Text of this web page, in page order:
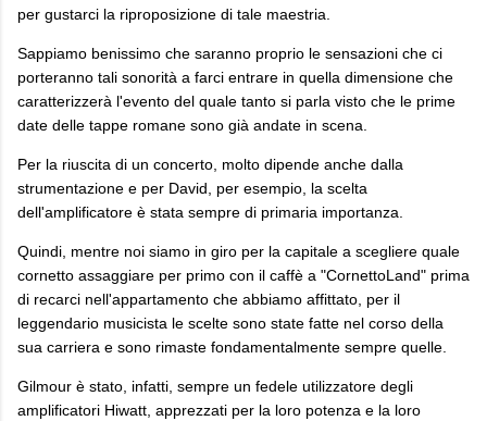
per gustarci la riproposizione di tale maestria.
Sappiamo benissimo che saranno proprio le sensazioni che ci
porteranno tali sonorità a farci entrare in quella dimensione che
caratterizzerà l'evento del quale tanto si parla visto che le prime
date delle tappe romane sono già andate in scena.
Per la riuscita di un concerto, molto dipende anche dalla
strumentazione e per David, per esempio, la scelta
dell'amplificatore è stata sempre di primaria importanza.
Quindi, mentre noi siamo in giro per la capitale a scegliere quale
cornetto assaggiare per primo con il caffè a "CornettoLand" prima
di recarci nell'appartamento che abbiamo affittato, per il
leggendario musicista le scelte sono state fatte nel corso della
sua carriera e sono rimaste fondamentalmente sempre quelle.
Gilmour è stato, infatti, sempre un fedele utilizzatore degli
amplificatori Hiwatt, apprezzati per la loro potenza e la loro